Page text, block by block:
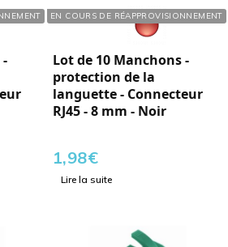
EN COURS DE RÉAPPROVISIONNEMENT
Réf. : 110401
Lot de 10 Manchons -
protection de la
languette - Connecteur
RJ45 - 8 mm - Noir
1,98€
Lire la suite